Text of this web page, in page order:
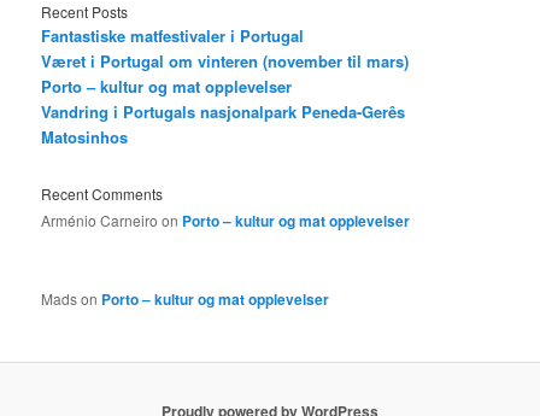
Recent Posts
Fantastiske matfestivaler i Portugal
Været i Portugal om vinteren (november til mars)
Porto – kultur og mat opplevelser
Vandring i Portugals nasjonalpark Peneda-Gerês
Matosinhos
Recent Comments
Arménio Carneiro on Porto – kultur og mat opplevelser
Madson Porto – kultur og mat opplevelser
Proudly powered by WordPress